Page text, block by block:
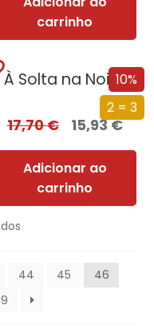
carrinho
10%
2 = 3
À Solta na Noite
17,70€ 15,93€
Adicionar ao
carrinho
44 45
46